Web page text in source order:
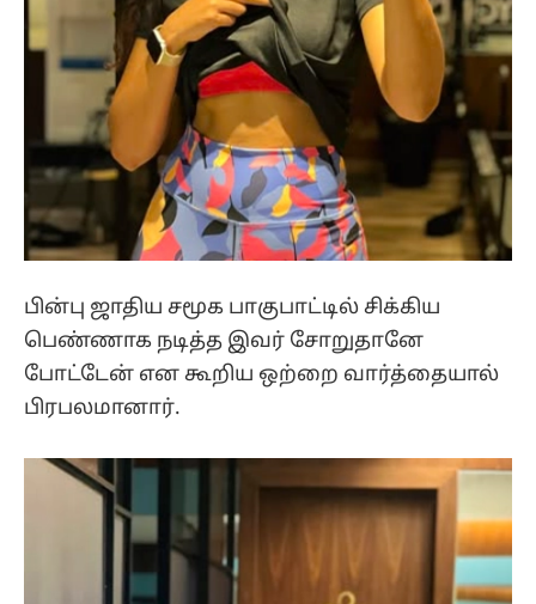
பின்பு ஜாதிய சமூக பாகுபாட்டில் சிக்கிய
பெண்ணாக நடித்த இவர் சோறுதானே
போட்டேன் என கூறிய ஒற்றை வார்த்தையால்
பிரபலமானார்.